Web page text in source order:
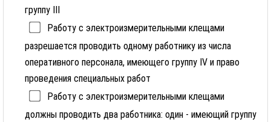
группу III
Работу с электроизмерительными клещами
разрешается проводить одному работнику из числа
оперативного персонала, имеющего группу IV и право
проведения специальных работ
Работу с электроизмерительными клещами
должны проводить два работника: один - имеющий группу